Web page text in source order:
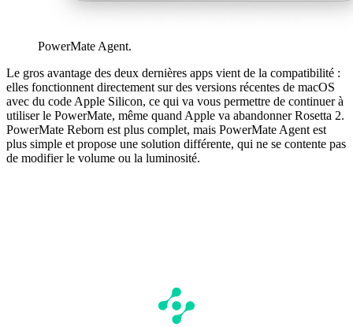
PowerMate Agent.
Le gros avantage des deux dernières apps vient de la compatibilité :
elles fonctionnent directement sur des versions récentes de macOS
avec du code Apple Silicon, ce qui va vous permettre de continuer à
utiliser le PowerMate, même quand Apple va abandonner Rosetta 2.
PowerMate Reborn est plus complet, mais PowerMate Agent est
plus simple et propose une solution différente, qui ne se contente pas
de modifier le volume ou la luminosité.